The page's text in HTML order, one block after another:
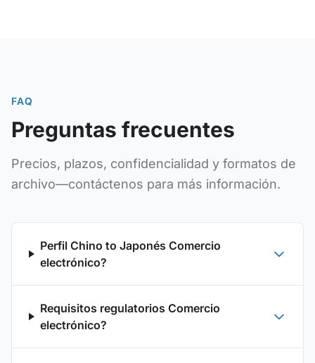
FAQ
Preguntas frecuentes
Precios, plazos, confidencialidad y formatos de
archivo—contáctenos para más información.
Perfil Chino to Japonés Comercio
electrónico?
Requisitos regulatorios Comercio
electrónico?